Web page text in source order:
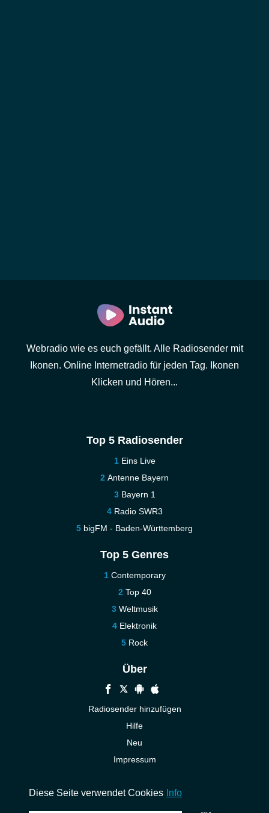
Webradio wie es euch gefällt. Alle Radiosender mit
Ikonen. Online Internetradio für jeden Tag. Ikonen
Klicken und Hören...
Top 5 Radiosender
Eins Live
Antenne Bayern
Bayern 1
Radio SWR3
bigFM - Baden-Württemberg
Top 5 Genres
Contemporary
Top 40
Weltmusik
Elektronik
Rock
Über
Radiosender hinzufügen
Hilfe
Neu
Impressum
Diese Seite verwendet Cookies Info